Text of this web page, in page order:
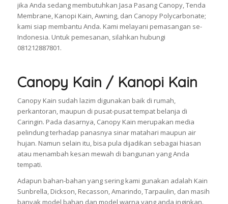
jika Anda sedang membutuhkan Jasa Pasang Canopy, Tenda
Membrane, Kanopi Kain, Awning, dan Canopy Polycarbonate;
kami siap membantu Anda. Kami melayani pemasangan se-
Indonesia. Untuk pemesanan, silahkan hubungi
081212887801.
Canopy Kain / Kanopi Kain
Canopy Kain sudah lazim digunakan baik di rumah,
perkantoran, maupun di pusat-pusat tempat belanja di
Caringin. Pada dasarnya, Canopy Kain merupakan media
pelindung terhadap panasnya sinar matahari maupun air
hujan. Namun selain itu, bisa pula dijadikan sebagai hiasan
atau menambah kesan mewah di bangunan yang Anda
tempati.
Adapun bahan-bahan yang sering kami gunakan adalah Kain
Sunbrella, Dickson, Recasson, Amarindo, Tarpaulin, dan masih
banyak model bahan dan model warna yang anda inginkan.